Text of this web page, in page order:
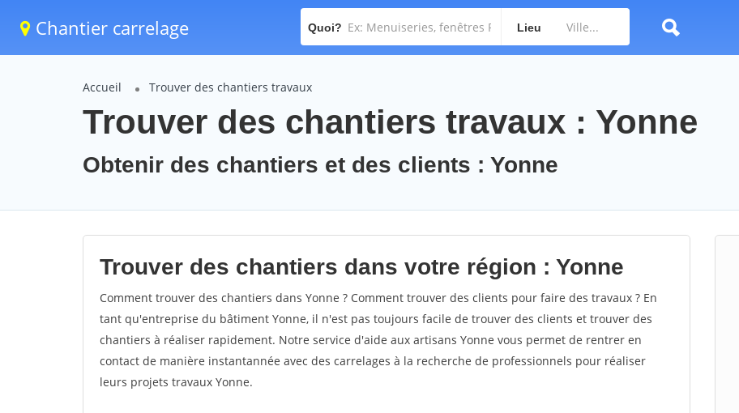
Chantier carrelage Quoi? Lieu
Accueil Trouver des chantiers travaux
Trouver des chantiers travaux : Yonne
Obtenir des chantiers et des clients : Yonne
Trouver des chantiers dans votre région : Yonne
Comment trouver des chantiers dans Yonne ? Comment trouver des clients pour faire des travaux ? En
tant qu'entreprise du bâtiment Yonne, il n'est pas toujours facile de trouver des clients et trouver des
chantiers à réaliser rapidement. Notre service d'aide aux artisans Yonne vous permet de rentrer en
contact de manière instantannée avec des carrelages à la recherche de professionnels pour réaliser
leurs projets travaux Yonne.